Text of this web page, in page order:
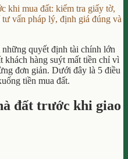
Có
Được
Phép
Không?
khi mua đất: kiểm tra giấy tờ,
vấn pháp lý, định giá đúng và
quyết định tài chính lớn
khách hàng suýt mất tiền chỉ vì
đơn giản. Dưới đây là 5 điều
tiền mua đất.
đất trước khi giao